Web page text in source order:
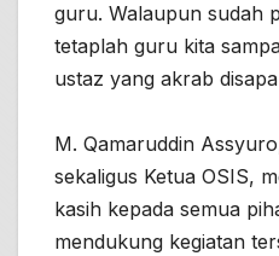
guru. Walaupun sudah
tetaplah guru kita
ustaz yang akrab
M. Qamaruddin
sekaligus Ketua OSIS,
kasih kepada semua
mendukung kegiatan